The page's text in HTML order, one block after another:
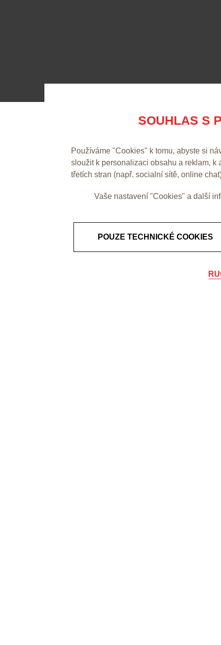
SOUHLAS S
Používáme "Cookies" k tomu, abyste si
sloužit k personalizaci obsahu a reklam,
třetích stran (např. socialní sítě, online
Vaše nastavení "Cookies" a další
POUZE TECHNICKÉ COOKIES